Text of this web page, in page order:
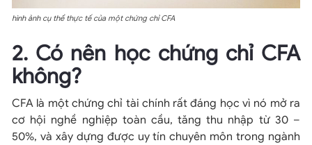
hình ảnh cụ thể thực tế của một chứng chỉ CFA
2. Có nên học chứng chỉ CFA
không?
CFA là một chứng chỉ tài chính rất đáng học vì nó mở ra
cơ hội nghề nghiệp toàn cầu, tăng thu nhập từ 30 –
50%, và xây dựng được uy tín chuyên môn trong ngành